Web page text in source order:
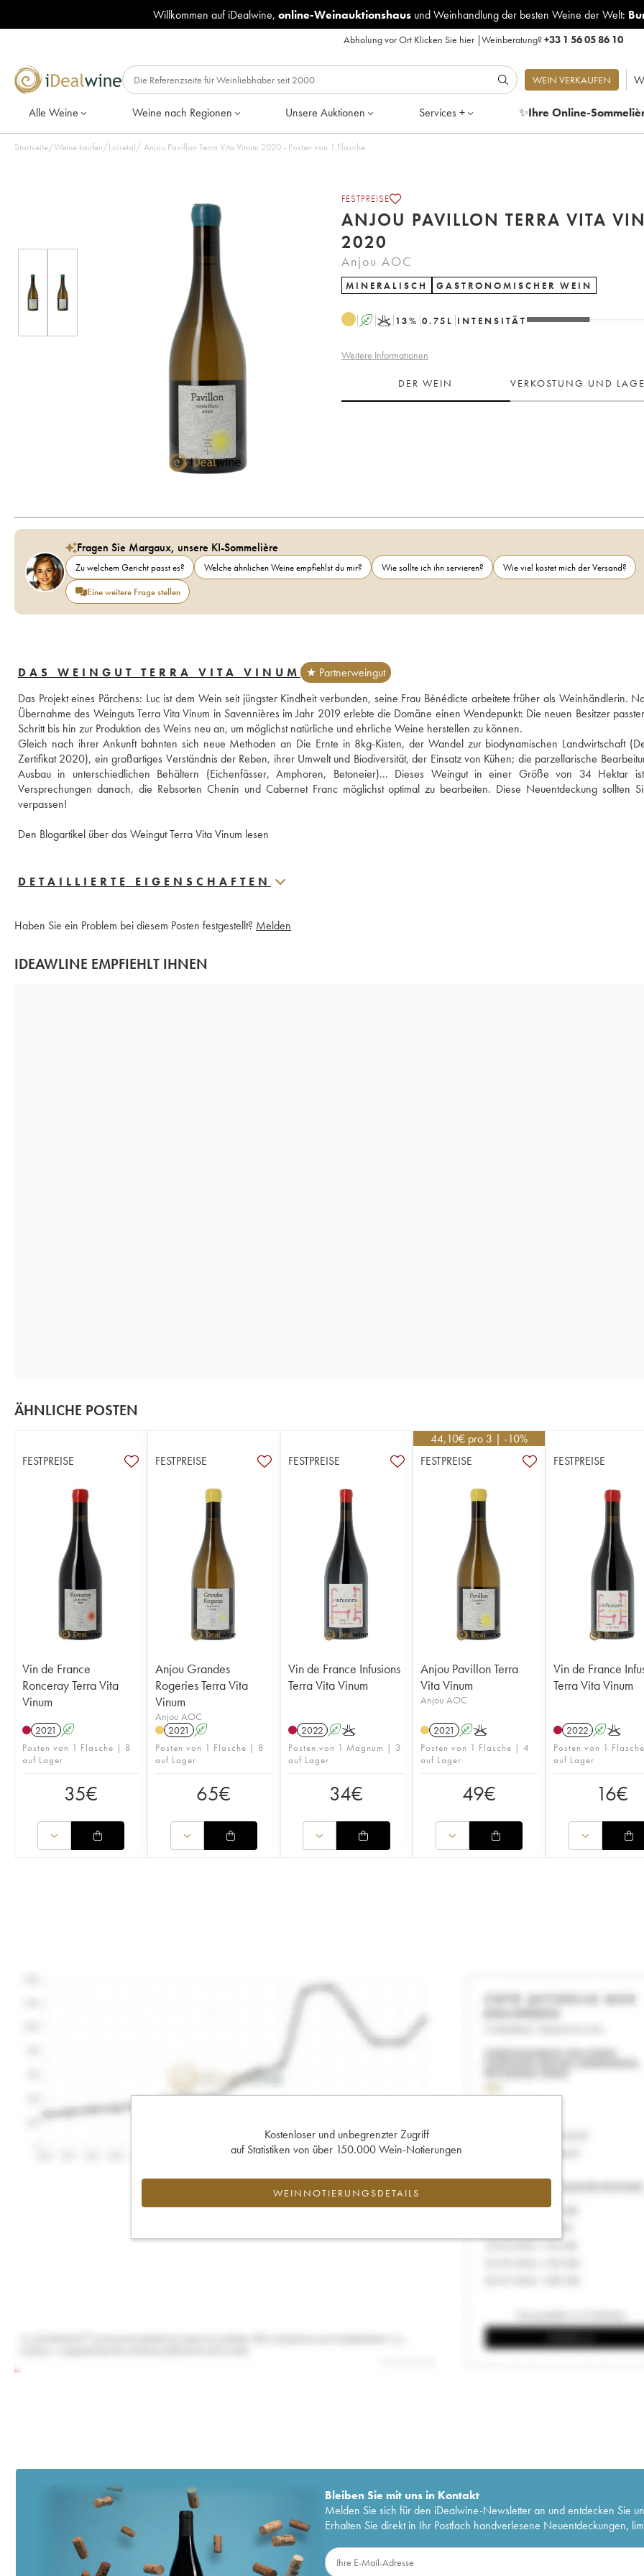
Willkommen auf iDealwine, online-Weinauktionshausund Weinhandlung der besten Weine der Welt:
Abholung vor Ort Klicken Sie hier|Weinberatung?+33 1 56 05 86 10
WEIN VERKAUFEN
Alle Weine Weine nach Regionen Unsere Auktionen Services + ✨Ihre Online-
Startseite/Weine kaufen/Loiretal/ Anjou Pavillon Terra Vita Vinum 2020 - Posten von 1 Flasche
FESTPREISE
ANJOU PAVILLON TERRA VITA
2020
Anjou AOC
MINERALISCH GASTRONOMISCHER WEIN
A K 13% 0.75 L INTENSITÄT
Weitere Informationen
DER WEIN VERKOSTUNG UND
Fragen Sie Margaux, unsere KI-Sommelière
Zu welchem Gericht passt es? Welche ähnlichen Weine empfiehlst du mir? Wie sollte ich ihn servieren?
Wie viel kostet mich der Versand?
Eine weitere Frage stellen
DAS WEINGUT TERRA VITA VINUM
★ Partnerweingut
Das Projekt eines Pärchens: Luc ist dem Wein seit jüngster Kindheit verbunden, seine Frau Bénédicte arbeitete früher als Weinhändlerin.
Übernahme des Weinguts Terra Vita Vinum in Savennières im Jahr 2019 erlebte die Domäne einen Wendepunkt: Die neuen Besitzer
Schritt bis hin zur Produktion des Weins neu an, um möglichst natürliche und ehrliche Weine herstellen zu können.
Gleich nach ihrer Ankunft bahnten sich neue Methoden an Die Ernte in 8kg-Kisten, der Wandel zur biodynamischen Landwirtschaft
Zertifikat 2020), ein großartiges Verständnis der Reben, ihrer Umwelt und Biodiversität, der Einsatz von Kühen; die parzellarische
Ausbau in unterschiedlichen Behältern (Eichenfässer, Amphoren, Betoneier)... Dieses Weingut in einer Größe von 34 Hektar
Versprechungen danach, die Rebsorten Chenin und Cabernet Franc möglichst optimal zu bearbeiten. Diese Neuentdeckung sollten
verpassen!
Den Blogartikel über das Weingut Terra Vita Vinum lesen
DETAILLIERTE EIGENSCHAFTEN
Haben Sie ein Problem bei diesem Posten festgestellt? Melden
IDEAWLINE EMPFIEHLT IHNEN
ÄHNLICHE POSTEN
FESTPREISE
Vin de France
Ronceray Terra Vita
Vinum
2021 A
Posten von 1 Flasche | 8
auf Lager
35€
FESTPREISE
Anjou Grandes
Rogeries Terra Vita
Vinum
Anjou AOC
2021 A
Posten von 1 Flasche | 8
auf Lager
65€
FESTPREISE
Vin de France Infusions
Terra Vita Vinum
2022 AK
Posten von 1 Magnum | 3
auf Lager
34€
44,10€ pro 3 | -10%
FESTPREISE
Anjou Pavillon Terra
Vita Vinum
Anjou AOC
2021 AK
Posten von 1 Flasche | 4
auf Lager
49€
FESTPREISE
Vin de France
Terra Vita Vinum
2022 AK
Posten von 1
auf Lager
16€
Kostenloser und unbegrenzter Zugriff
auf Statistiken von über 150.000 Wein-Notierungen
WEINNOTIERUNGSDETAILS
Bleiben Sie mit uns in Kontakt
Melden Sie sich für den iDealwine-Newsletter an und entdecken Sie
Erhalten Sie direkt in Ihr Postfach handverlesene Neuentdeckungen,